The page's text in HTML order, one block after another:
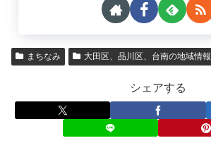
まちなみ 大田区、品川区、台南の地域情報
シェアする